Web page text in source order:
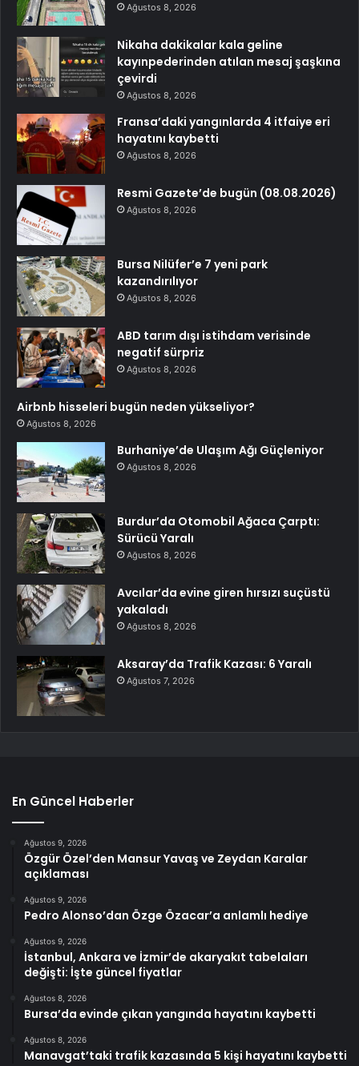
Ağustos 8, 2026
Nikaha dakikalar kala geline
kayınpederinden atılan mesaj şaşkına
çevirdi
Ağustos 8, 2026
Fransa’daki yangınlarda 4 itfaiye eri
hayatını kaybetti
Ağustos 8, 2026
Resmi Gazete’de bugün (08.08.2026)
Ağustos 8, 2026
Bursa Nilüfer’e 7 yeni park
kazandırılıyor
Ağustos 8, 2026
ABD tarım dışı istihdam verisinde
negatif sürpriz
Ağustos 8, 2026
Airbnb hisseleri bugün neden yükseliyor?
Ağustos 8, 2026
Burhaniye’de Ulaşım Ağı Güçleniyor
Ağustos 8, 2026
Burdur’da Otomobil Ağaca Çarptı:
Sürücü Yaralı
Ağustos 8, 2026
Avcılar’da evine giren hırsızı suçüstü
yakaladı
Ağustos 8, 2026
Aksaray’da Trafik Kazası: 6 Yaralı
Ağustos 7, 2026
En Güncel Haberler
Ağustos 9, 2026
Özgür Özel’den Mansur Yavaş ve Zeydan Karalar
açıklaması
Ağustos 9, 2026
Pedro Alonso’dan Özge Özacar’a anlamlı hediye
Ağustos 9, 2026
İstanbul, Ankara ve İzmir’de akaryakıt tabelaları
değişti: İşte güncel fiyatlar
Ağustos 8, 2026
Bursa’da evinde çıkan yangında hayatını kaybetti
Ağustos 8, 2026
Manavgat’taki trafik kazasında 5 kişi hayatını kaybetti